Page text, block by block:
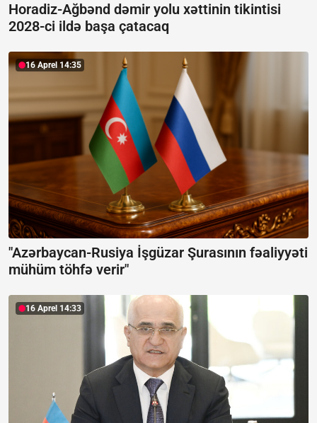
Horadiz-Ağbənd dəmir yolu xəttinin tikintisi
2028-ci ildə başa çatacaq
16 Aprel 14:35
"Azərbaycan-Rusiya İşgüzar Şurasının fəaliyyəti
mühüm töhfə verir"
16 Aprel 14:33